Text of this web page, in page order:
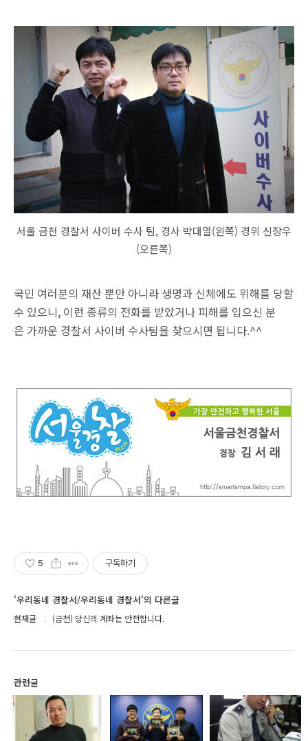
서울 금천 경찰서 사이버 수사 팀, 경사 박대열(왼쪽) 경위 신장우
(오른쪽)
국민 여러분의 재산 뿐만 아니라 생명과 신체에도 위해를 당할
수 있으니, 이런 종류의 전화를 받았거나 피해를 입으신 분
은 가까운 경찰서 사이버 수사팀을 찾으시면 됩니다.^^
5 구독하기
'우리동네 경찰서/우리동네 경찰서'의 다른글
현재글 (금천) 당신의 계좌는 안전합니다.
관련글